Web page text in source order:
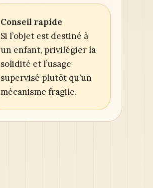
Conseil rapide
Si l’objet est destiné à
un enfant, privilégier la
solidité et l’usage
supervisé plutôt qu’un
mécanisme fragile.